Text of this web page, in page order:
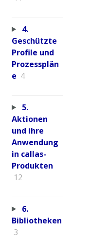
4.
Geschützte
Profile und
Prozessplän
e 4
5.
Aktionen
und ihre
Anwendung
in callas-
Produkten
12
6.
Bibliotheken
3